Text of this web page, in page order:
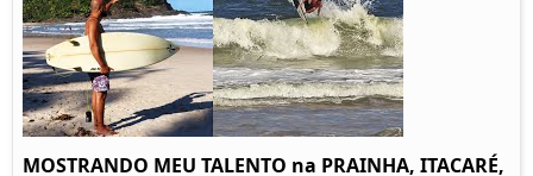
MOSTRANDO MEU TALENTO na PRAINHA, ITACARÉ,